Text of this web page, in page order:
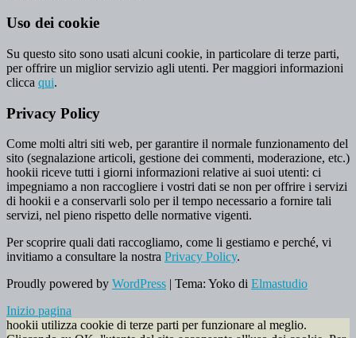
Uso dei cookie
Su questo sito sono usati alcuni cookie, in particolare di terze parti,
per offrire un miglior servizio agli utenti. Per maggiori informazioni
clicca qui.
Privacy Policy
Come molti altri siti web, per garantire il normale funzionamento del
sito (segnalazione articoli, gestione dei commenti, moderazione, etc.)
hookii riceve tutti i giorni informazioni relative ai suoi utenti: ci
impegniamo a non raccogliere i vostri dati se non per offrire i servizi
di hookii e a conservarli solo per il tempo necessario a fornire tali
servizi, nel pieno rispetto delle normative vigenti.
Per scoprire quali dati raccogliamo, come li gestiamo e perché, vi
invitiamo a consultare la nostra Privacy Policy.
Proudly powered by WordPress | Tema: Yoko di Elmastudio
Inizio pagina
hookii utilizza cookie di terze parti per funzionare al meglio.